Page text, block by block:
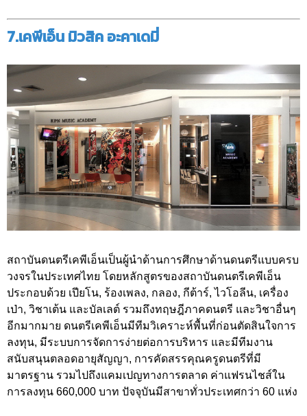
7.เคพีเอ็น มิวสิค อะคาเดมี่
สถาบันดนตรีเคพีเอ็นเป็นผู้นำด้านการศึกษาด้านดนตรีแบบครบ
วงจรในประเทศไทย โดยหลักสูตรของสถาบันดนตรีเคพีเอ็น
ประกอบด้วย เปียโน, ร้องเพลง, กลอง, กีต้าร์, ไวโอลีน, เครื่อง
เป่า, วิชาเต้น และบัลเลต์ รวมถึงทฤษฎีภาคดนตรี และวิชาอื่นๆ
อีกมากมาย ดนตรีเคพีเอ็นมีทีมวิเคราะห์พื้นที่ก่อนตัดสินใจการ
ลงทุน, มีระบบการจัดการง่ายต่อการบริหาร และมีทีมงาน
สนับสนุนตลอดอายุสัญญา, การคัดสรรคุณครูดนตรีที่มี
มาตรฐาน รวมไปถึงแคมเปญทางการตลาด ค่าแฟรนไชส์ใน
การลงทุน 660,000 บาท ปัจจุบันมีสาขาทั่วประเทศกว่า 60 แห่ง